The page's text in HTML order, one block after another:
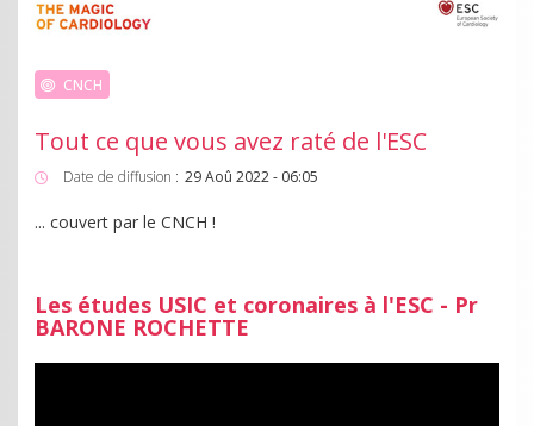
CNCH
Tout ce que vous avez raté de l'ESC
Date de diffusion : 29 Aoû 2022 - 06:05
... couvert par le CNCH !
Les études USIC et coronaires à l'ESC - Pr
BARONE ROCHETTE